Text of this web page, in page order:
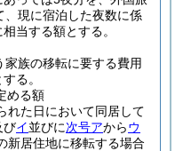
現に宿泊した夜数に係
当する額とする。
族の移転に要する費用
る。
める額
れた日において同居して
びイ並びに次号アからウ
新居住地に移転する場合